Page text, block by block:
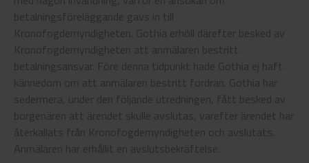
betalningsföreläggande gavs in till
Kronofogdemyndigheten. Gothia erhöll därefter besked av
Kronofogdemyndigheten att anmälaren bestritt
betalningsansvar. Före denna tidpunkt hade Gothia ej haft
kännedom om att anmälaren bestritt fordran. Gothia har
sedermera, under den följande utredningen, fått besked av
borgenären att ärendet skulle avslutas, varefter ärendet har
återkallats från Kronofogdemyndigheten och avslutats.
Anmälaren har erhållit en avslutsbekräftelse.